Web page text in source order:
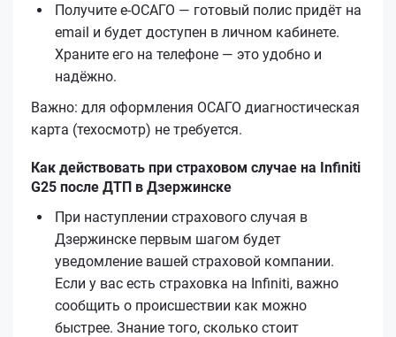
Получите е‑ОСАГО — готовый полис придёт на
email и будет доступен в личном кабинете.
Храните его на телефоне — это удобно и
надёжно.
Важно: для оформления ОСАГО диагностическая
карта (техосмотр) не требуется.
Как действовать при страховом случае на Infiniti
G25 после ДТП в Дзержинске
При наступлении страхового случая в
Дзержинске первым шагом будет
уведомление вашей страховой компании.
Если у вас есть страховка на Infiniti, важно
сообщить о происшествии как можно
быстрее. Знание того, сколько стоит